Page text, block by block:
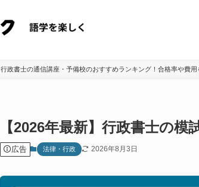
行政書士の通信講座・予備校のおすすめランキング！合格率や費用
【2026年最新】行政書士の
広告 法律・行政 2026年8月3日